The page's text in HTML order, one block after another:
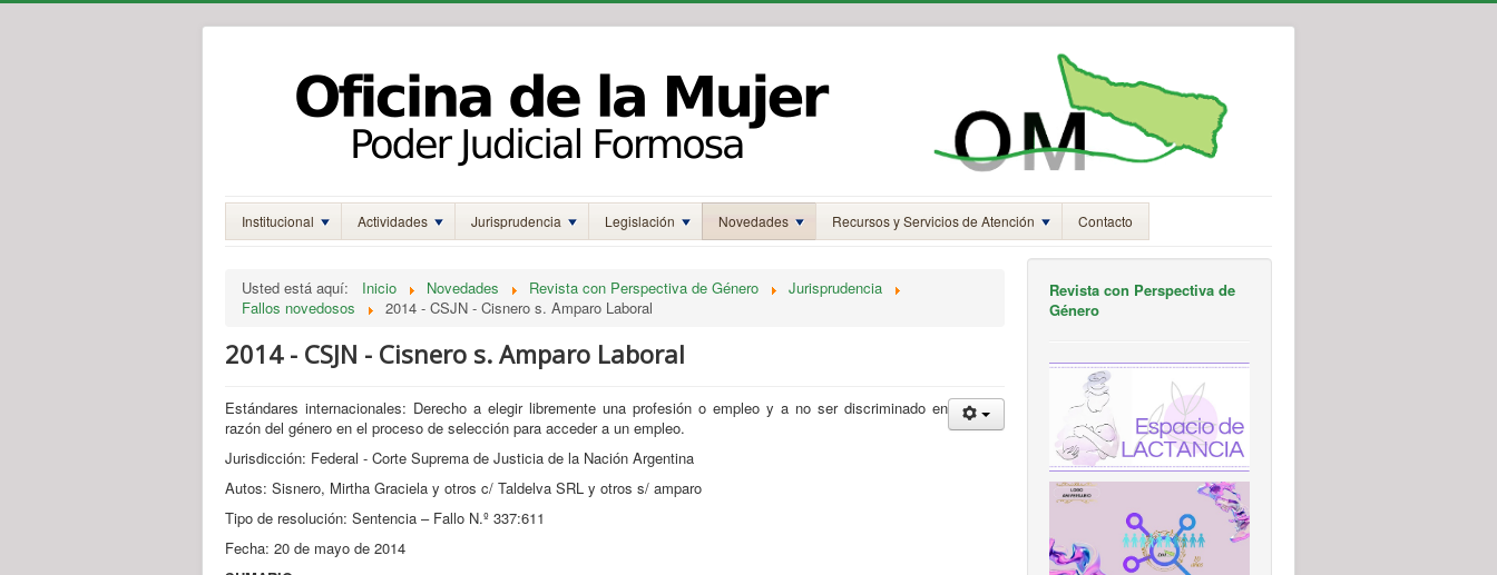
Institucional Actividades Jurisprudencia Legislación Novedades Recursos y Servicios de Atención Contacto
Usted está aquí: Inicio Novedades Revista con Perspectiva de Género
Jurisprudencia
Fallos novedosos
2014 - CSJN - Cisnero s. Amparo Laboral
2014 - CSJN - Cisnero s. Amparo Laboral
Estándares internacionales: Derecho a elegir libremente una profesión o empleo y a no ser discriminado en
razón del género en el proceso de selección para acceder a un empleo.
Jurisdicción: Federal - Corte Suprema de Justicia de la Nación Argentina
Autos: Sisnero, Mirtha Graciela y otros c/ Taldelva SRL y otros s/ amparo
Tipo de resolución: Sentencia – Fallo N.º 337:611
Fecha: 20 de mayo de 2014
Revista con Perspectiva de
Género